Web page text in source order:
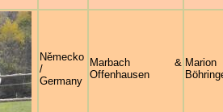
Německo
/
Germany
Marbach &
Offenhausen
Marion